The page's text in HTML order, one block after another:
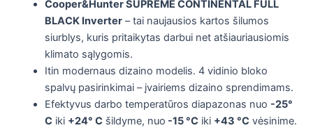
Cooper&Hunter SUPREME CONTINENTAL FULL
BLACK Inverter– tai naujausios kartos šilumos
siurblys, kuris pritaikytas darbui net atšiauriausiomis
klimato sąlygomis.
Itin modernaus dizaino modelis. 4 vidinio bloko
spalvų pasirinkimai – įvairiems dizaino sprendimams.
Efektyvus darbo temperatūros diapazonas nuo -25°
C iki +24° C šildyme, nuo -15 °C iki +43 °C vėsinime.